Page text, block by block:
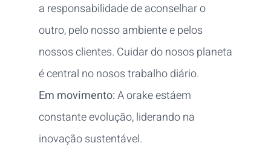
a responsabilidade de aconselhar o
outro, pelo nosso ambiente e pelos
nossos clientes. Cuidar do nosos planeta
é central no nosos trabalho diário.
Em movimento:A orake estáem
constante evolução, liderando na
inovação sustentável.